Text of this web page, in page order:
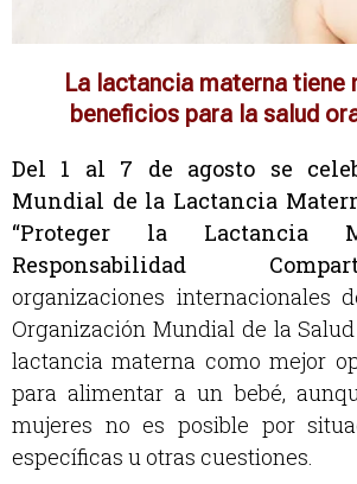
La lactancia materna tiene
beneficios para la salud
Del 1 al 7 de agosto se
Mundial de la Lactancia
“Proteger la Lactancia
Responsabilidad
organizaciones internacionales
Organización Mundial de la
lactancia materna como mejor
para alimentar a un bebé,
mujeres no es posible por
específicas u otras cuestiones.